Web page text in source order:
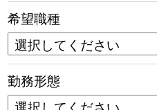
希望職種
勤務形態